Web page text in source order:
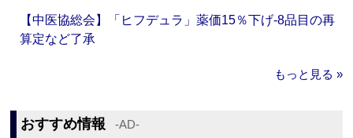
【中医協総会】「ヒフデュラ」薬価15％下げ‐8品目の再
算定など了承
もっと見る »
おすすめ情報 ‐AD‐